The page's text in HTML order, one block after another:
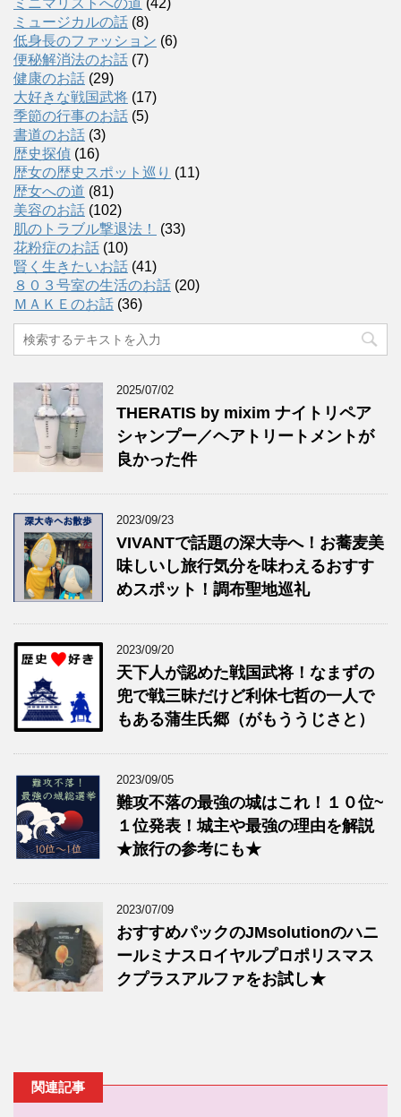
ミュージカルの話 (8)
低身長のファッション (6)
便秘解消法のお話 (7)
健康のお話 (29)
大好きな戦国武将 (17)
季節の行事のお話 (5)
書道のお話 (3)
歴史探偵 (16)
歴女の歴史スポット巡り (11)
歴女への道 (81)
美容のお話 (102)
肌のトラブル撃退法！
(33)
花粉症のお話 (10)
賢く生きたいお話 (41)
８０３号室の生活のお話 (20)
ＭＡＫＥのお話 (36)
2025/07/02
THERATIS by mixim ナイトリペア
シャンプー／ヘアトリートメントが
良かった件
2023/09/23
VIVANTで話題の深大寺へ！お蕎麦美
味しいし旅行気分を味わえるおすす
めスポット！調布聖地巡礼
2023/09/20
天下人が認めた戦国武将！なまずの
兜で戦三昧だけど利休七哲の一人で
もある蒲生氏郷（がもううじさと）
2023/09/05
難攻不落の最強の城はこれ！１０位~
１位発表！城主や最強の理由を解説
★旅行の参考にも★
2023/07/09
おすすめパックのJMsolutionのハニ
ールミナスロイヤルプロポリスマス
クプラスアルファをお試し★
関連記事